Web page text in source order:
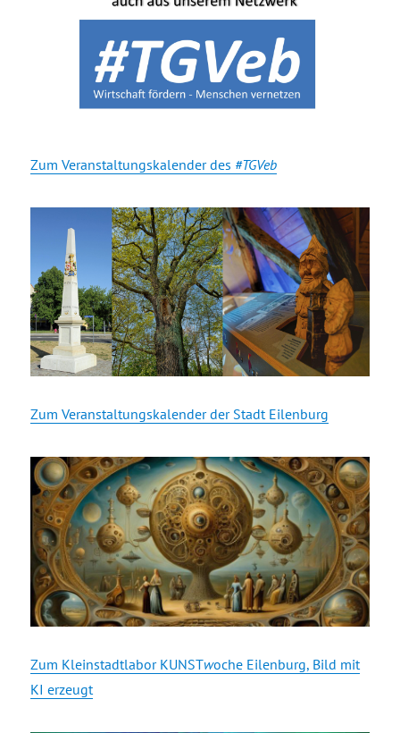
Zum Veranstaltungskalender des #TGVeb
Zum Veranstaltungskalender der Stadt Eilenburg
Zum Kleinstadtlabor KUNSTwoche Eilenburg, Bild mit
KI erzeugt